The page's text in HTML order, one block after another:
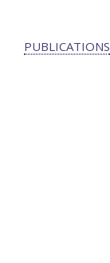
PUBLICATIONS